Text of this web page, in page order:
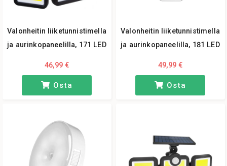
Valonheitin liiketunnistimella
ja aurinkopaneelilla, 171 LED
46,99 €
Osta
Valonheitin liiketunnistimella
ja aurinkopaneelilla, 181 LED
49,99 €
Osta